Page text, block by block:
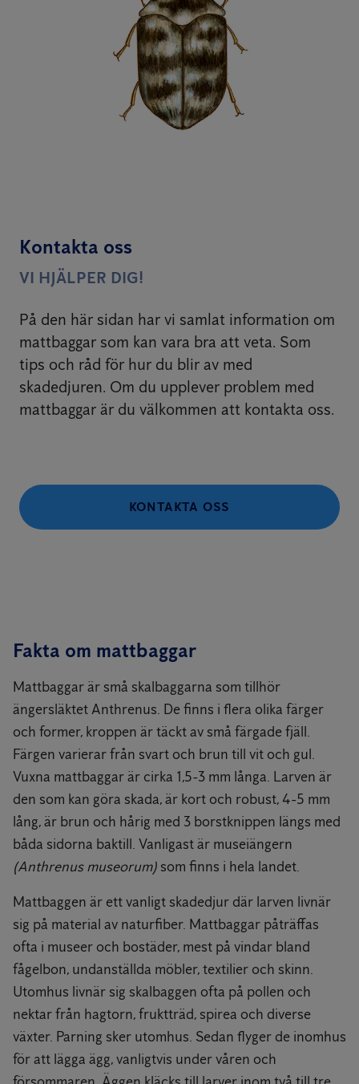
Kontakta oss
VI HJÄLPER DIG!
På den här sidan har vi samlat information om
mattbaggar som kan vara bra att veta. Som
tips och råd för hur du blir av med
skadedjuren. Om du upplever problem med
mattbaggar är du välkommen att kontakta oss.
KONTAKTA OSS
Fakta om mattbaggar
Mattbaggar är små skalbaggarna som tillhör
ängersläktet Anthrenus. De finns i flera olika färger
och former, kroppen är täckt av små färgade fjäll.
Färgen varierar från svart och brun till vit och gul.
Vuxna mattbaggar är cirka 1,5-3 mm långa. Larven är
den som kan göra skada, är kort och robust, 4-5 mm
lång, är brun och hårig med 3 borstknippen längs med
båda sidorna baktill. Vanligast är museiängern
(Anthrenus museorum) som finns i hela landet.
Mattbaggen är ett vanligt skadedjur där larven livnär
sig på material av naturfiber. Mattbaggar påträffas
ofta i museer och bostäder, mest på vindar bland
fågelbon, undanställda möbler, textilier och skinn.
Utomhus livnär sig skalbaggen ofta på pollen och
nektar från hagtorn, fruktträd, spirea och diverse
växter. Parning sker utomhus. Sedan flyger de inomhus
för att lägga ägg, vanligtvis under våren och